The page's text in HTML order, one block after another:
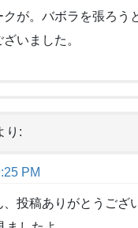
が。バボラを張ろう
いました。
り:
PM
投稿ありがとうござ